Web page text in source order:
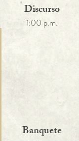
Discurso
1:00 p.m.
Banquete